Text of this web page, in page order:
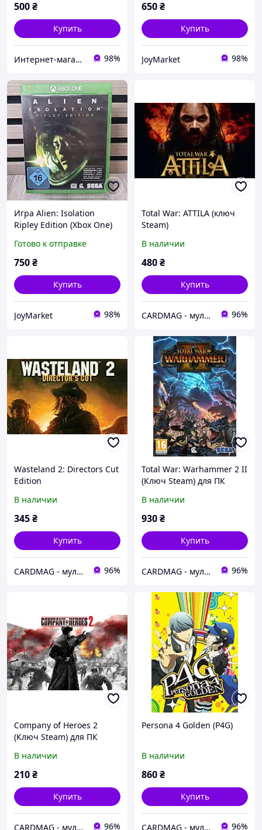
500₴
Купить
Интернет-магазин «SPORT MAN» 98%
650₴
Купить
JoyMarket 98%
Игра Alien: Isolation
Ripley Edition (Xbox One)
Готово к отправке
750₴
Купить
JoyMarket 98%
Total War: ATTILA (ключ
Steam)
В наличии
480₴
Купить
CARDMAG - мультивалютный платежный сервис 96%
Wasteland 2: Directors Cut
Edition
В наличии
345₴
Купить
CARDMAG - мультивалютный платежный сервис 96%
Total War: Warhammer 2 II
(Ключ Steam) для ПК
В наличии
930₴
Купить
CARDMAG - мультивалютный платежный сервис 96%
Company of Heroes 2
(Ключ Steam) для ПК
В наличии
210₴
Купить
CARDMAG - мультивалютный платежный сервис 96%
Persona 4 Golden (P4G)
В наличии
860₴
Купить
CARDMAG - мультивалютный платежный сервис 96%